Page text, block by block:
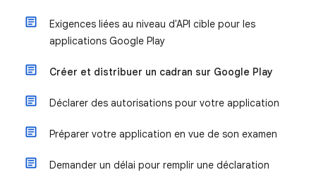
Exigences liées au niveau d'API cible pour les
applications Google Play
Créer et distribuer un cadran sur Google Play
Déclarer des autorisations pour votre application
Préparer votre application en vue de son examen
Demander un délai pour remplir une déclaration